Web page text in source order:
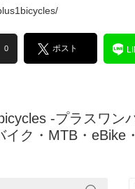
0 ポスト
-プラスワン
イク・MTB・